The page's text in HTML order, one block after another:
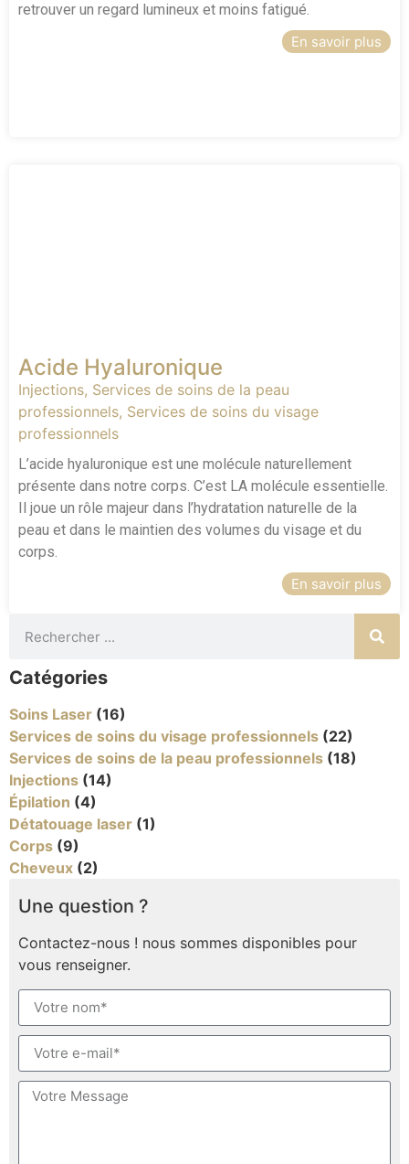
retrouver un regard lumineux et moins fatigué.
En savoir plus
Acide Hyaluronique
Injections, Services de soins de la peau
professionnels, Services de soins du visage
professionnels
L’acide hyaluronique est une molécule naturellement
présente dans notre corps. C’est LA molécule essentielle.
Il joue un rôle majeur dans l’hydratation naturelle de la
peau et dans le maintien des volumes du visage et du
corps.
En savoir plus
Catégories
Soins Laser (16)
Services de soins du visage professionnels (22)
Services de soins de la peau professionnels (18)
Injections (14)
Épilation (4)
Détatouage laser (1)
Corps (9)
Cheveux (2)
Une question ?
Contactez-nous ! nous sommes disponibles pour
vous renseigner.